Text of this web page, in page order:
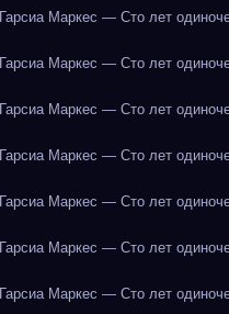
Маркес — Сто лет
Маркес — Сто лет
Маркес — Сто лет
Маркес — Сто лет
Маркес — Сто лет
Маркес — Сто лет
Маркес — Сто лет